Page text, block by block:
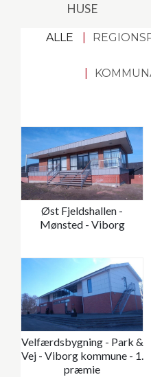
HUSE
ALLE
Øst Fjeldshallen -
Mønsted - Viborg
Velfærdsbygning - Park &
Vej - Viborg kommune - 1.
præmie